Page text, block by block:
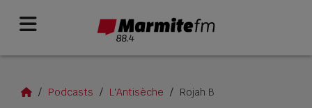
Podcasts L'Antisèche Rojah B